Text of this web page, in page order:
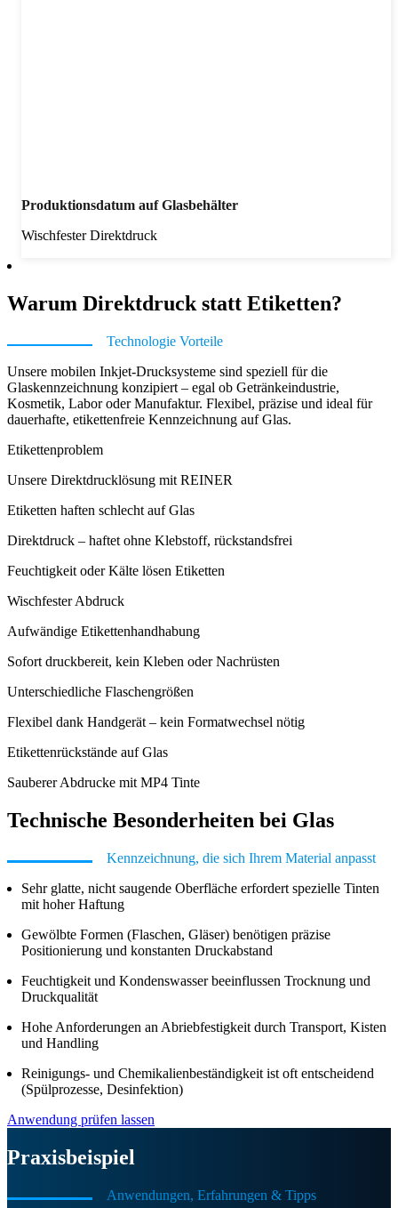
Produktionsdatum auf Glasbehälter
Wischfester Direktdruck
Warum Direktdruck statt Etiketten?
Technologie Vorteile
Unsere mobilen Inkjet-Drucksysteme sind speziell für die
Glaskennzeichnung konzipiert – egal ob Getränkeindustrie,
Kosmetik, Labor oder Manufaktur. Flexibel, präzise und ideal für
dauerhafte, etikettenfreie Kennzeichnung auf Glas.
Etikettenproblem
Unsere Direktdrucklösung mit REINER
Etiketten haften schlecht auf Glas
Direktdruck – haftet ohne Klebstoff, rückstandsfrei
Feuchtigkeit oder Kälte lösen Etiketten
Wischfester Abdruck
Aufwändige Etikettenhandhabung
Sofort druckbereit, kein Kleben oder Nachrüsten
Unterschiedliche Flaschengrößen
Flexibel dank Handgerät – kein Formatwechsel nötig
Etikettenrückstände auf Glas
Sauberer Abdrucke mit MP4 Tinte
Technische Besonderheiten bei Glas
Kennzeichnung, die sich Ihrem Material anpasst
Sehr glatte, nicht saugende Oberfläche erfordert spezielle Tinten
mit hoher Haftung
Gewölbte Formen (Flaschen, Gläser) benötigen präzise
Positionierung und konstanten Druckabstand
Feuchtigkeit und Kondenswasser beeinflussen Trocknung und
Druckqualität
Hohe Anforderungen an Abriebfestigkeit durch Transport, Kisten
und Handling
Reinigungs- und Chemikalienbeständigkeit ist oft entscheidend
(Spülprozesse, Desinfektion)
Anwendung prüfen lassen
Praxisbeispiel
Anwendungen, Erfahrungen & Tipps